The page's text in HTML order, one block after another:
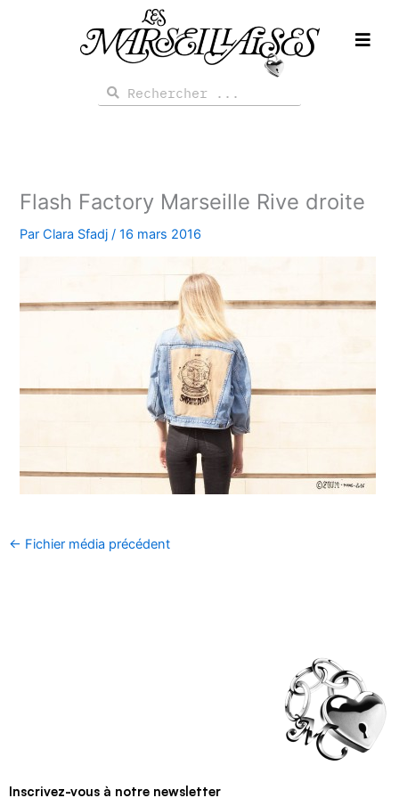
Rechercher
Rechercher
Flash Factory Marseille Rive droite
ParClara Sfadj /16 mars 2016
← Fichier média précédent
Inscrivez-vous à notre newsletter